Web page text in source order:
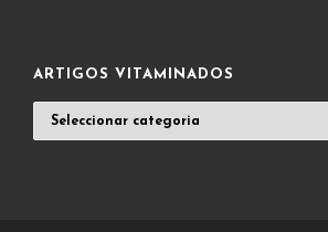
ARTIGOS VITAMINADOS
VITAMINADOS